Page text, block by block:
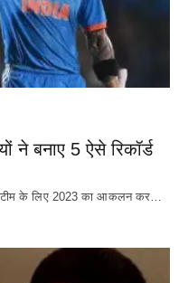
ने बनाए 5 ऐसे रिकॉर्ड
टीम के लिए 2023 का आकलन कर…